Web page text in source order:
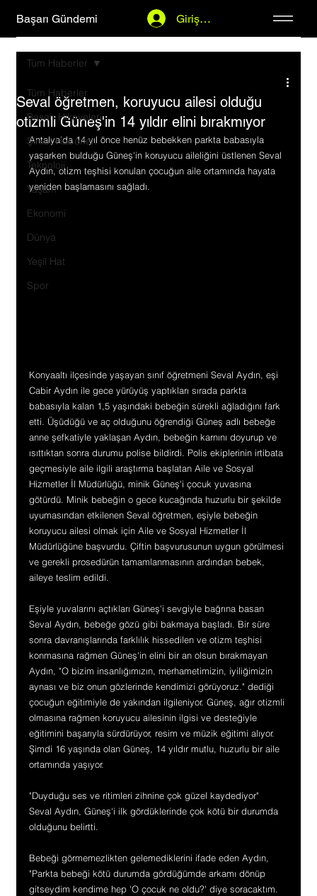
Başarı Gündemi Giriş Yap
Tüm Haberler
Başarı Hikayeleri
Şirket Haberleri
Teknoloji
Yaşam
Ekonomi
Dünya
Yeşil Hat
Spor
Tüm Haberler
Seval öğretmen, koruyucu ailesi olduğu
otizmli Güneş'in 14 yıldır elini bırakmıyor
Antalya'da 14 yıl önce henüz bebekken parkta babasıyla
yaşarken bulduğu Güneş'in koruyucu aileliğini üstlenen Seval
Aydın, otizm teşhisi konulan çocuğun aile ortamında hayata
yeniden başlamasını sağladı.
Konyaaltı ilçesinde yaşayan sınıf öğretmeni Seval Aydın, eşi
Cabir Aydın ile gece yürüyüş yaptıkları sırada parkta
babasıyla kalan 1,5 yaşındaki bebeğin sürekli ağladığını fark
etti. Üşüdüğü ve aç olduğunu öğrendiği Güneş adlı bebeğe
anne şefkatiyle yaklaşan Aydın, bebeğin karnını doyurup ve
ısıttıktan sonra durumu polise bildirdi. Polis ekiplerinin irtibata
geçmesiyle aile ilgili araştırma başlatan Aile ve Sosyal
Hizmetler İl Müdürlüğü, minik Güneş'i çocuk yuvasına
götürdü. Minik bebeğin o gece kucağında huzurlu bir şekilde
uyumasından etkilenen Seval öğretmen, eşiyle bebeğin
koruyucu ailesi olmak için Aile ve Sosyal Hizmetler İl
Müdürlüğüne başvurdu. Çiftin başvurusunun uygun görülmesi
ve gerekli prosedürün tamamlanmasının ardından bebek,
aileye teslim edildi.
Eşiyle yuvalarını açtıkları Güneş'i sevgiyle bağrına basan
Seval Aydın, bebeğe gözü gibi bakmaya başladı. Bir süre
sonra davranışlarında farklılık hissedilen ve otizm teşhisi
konmasına rağmen Güneş'in elini bir an olsun bırakmayan
Aydın, "O bizim insanlığımızın, merhametimizin, iyiliğimizin
aynası ve biz onun gözlerinde kendimizi görüyoruz." dediği
çocuğun eğitimiyle de yakından ilgileniyor. Güneş, ağır otizmli
olmasına rağmen koruyucu ailesinin ilgisi ve desteğiyle
eğitimini başarıyla sürdürüyor, resim ve müzik eğitimi alıyor.
Şimdi 16 yaşında olan Güneş, 14 yıldır mutlu, huzurlu bir aile
ortamında yaşıyor.
"Duyduğu ses ve ritimleri zihnine çok güzel kaydediyor"
Seval Aydın, Güneş'i ilk gördüklerinde çok kötü bir durumda
olduğunu belirtti.
Bebeği görmemezlikten gelemediklerini ifade eden Aydın,
"Parkta bebeği kötü durumda gördüğümde arkamı dönüp
gitseydim kendime hep 'O çocuk ne oldu?' diye soracaktım.